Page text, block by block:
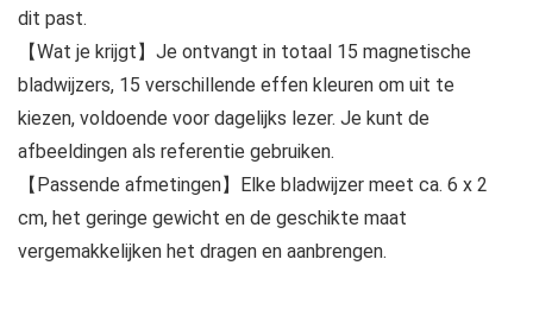
dit past.
【Wat je krijgt】Je ontvangt in totaal 15 magnetische
bladwijzers, 15 verschillende effen kleuren om uit te
kiezen, voldoende voor dagelijks lezer. Je kunt de
afbeeldingen als referentie gebruiken.
【Passende afmetingen】Elke bladwijzer meet ca. 6 x 2
cm, het geringe gewicht en de geschikte maat
vergemakkelijken het dragen en aanbrengen.